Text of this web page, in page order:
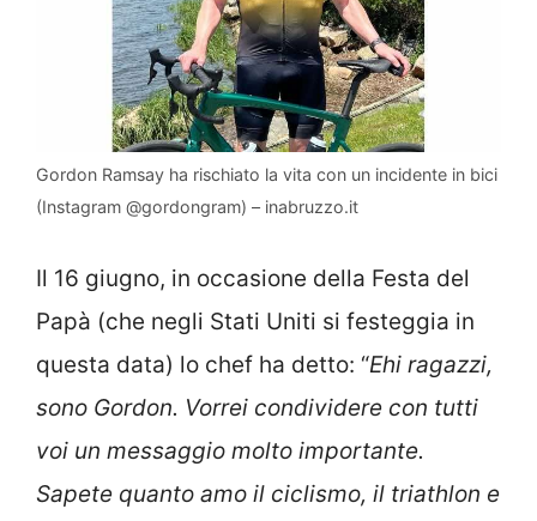
Gordon Ramsay ha rischiato la vita con un incidente in bici
(Instagram @gordongram) – inabruzzo.it
Il 16 giugno, in occasione della Festa del
Papà (che negli Stati Uniti si festeggia in
questa data) lo chef ha detto: “Ehi ragazzi,
sono Gordon. Vorrei condividere con tutti
voi un messaggio molto importante.
Sapete quanto amo il ciclismo, il triathlon e